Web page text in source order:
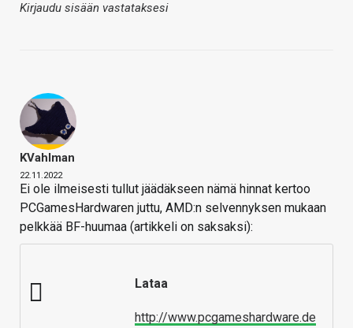
Kirjaudu sisään vastataksesi
KVahlman
22.11.2022
Ei ole ilmeisesti tullut jäädäkseen nämä hinnat kertoo
PCGamesHardwaren juttu, AMD:n selvennyksen mukaan
pelkkää BF-huumaa (artikkeli on saksaksi):
Lataa
http://www.pcgameshardware.de